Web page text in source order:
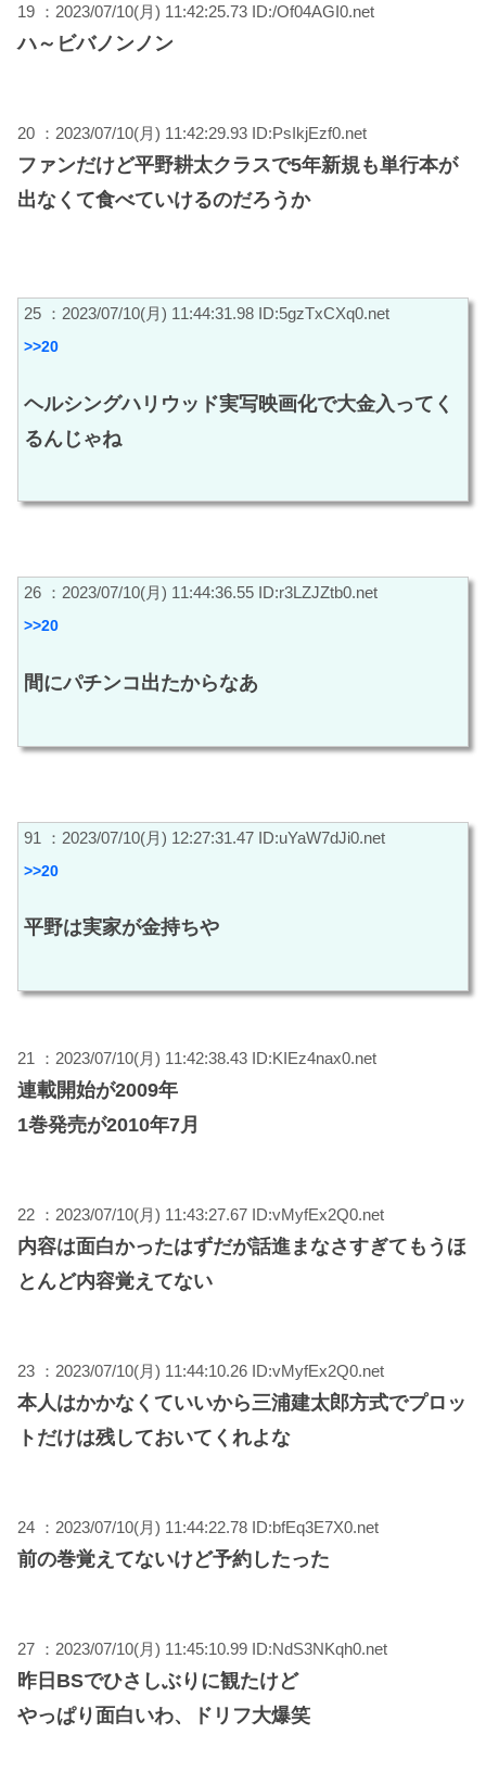
19 ：2023/07/10(月) 11:42:25.73 ID:/Of04AGI0.net
ハ～ビバノンノン
20 ：2023/07/10(月) 11:42:29.93 ID:PsIkjEzf0.net
ファンだけど平野耕太クラスで5年新規も単行本が
出なくて食べていけるのだろうか
25 ：2023/07/10(月) 11:44:31.98 ID:5gzTxCXq0.net
>>20
ヘルシングハリウッド実写映画化で大金入ってく
るんじゃね
26 ：2023/07/10(月) 11:44:36.55 ID:r3LZJZtb0.net
>>20
間にパチンコ出たからなあ
91 ：2023/07/10(月) 12:27:31.47 ID:uYaW7dJi0.net
>>20
平野は実家が金持ちや
21 ：2023/07/10(月) 11:42:38.43 ID:KIEz4nax0.net
連載開始が2009年
1巻発売が2010年7月
22 ：2023/07/10(月) 11:43:27.67 ID:vMyfEx2Q0.net
内容は面白かったはずだが話進まなさすぎてもうほ
とんど内容覚えてない
23 ：2023/07/10(月) 11:44:10.26 ID:vMyfEx2Q0.net
本人はかかなくていいから三浦建太郎方式でプロッ
トだけは残しておいてくれよな
24 ：2023/07/10(月) 11:44:22.78 ID:bfEq3E7X0.net
前の巻覚えてないけど予約したった
27 ：2023/07/10(月) 11:45:10.99 ID:NdS3NKqh0.net
昨日BSでひさしぶりに観たけど
やっぱり面白いわ、ドリフ大爆笑